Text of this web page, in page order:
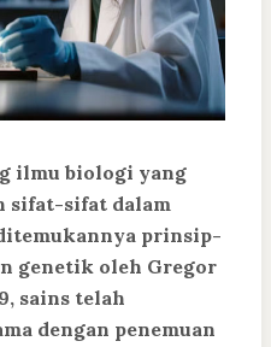
ilmu biologi yang
sifat-sifat dalam
prinsip-
genetik oleh Gregor
sains telah
dengan penemuan